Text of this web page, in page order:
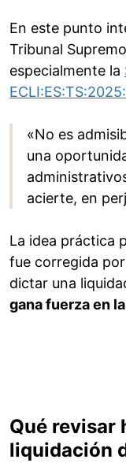
En este punto
Tribunal
especialmente la
«No es
una
acierte, en
La idea práctica
fue corregida
dictar una
gana fuerza en
Qué revisar
liquidación